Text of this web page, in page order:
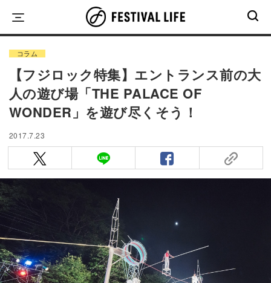
content
コラム
【フジロック特集】エントランス前の大
人の遊び場「THE PALACE OF
WONDER」を遊び尽くそう！
2017.7.23